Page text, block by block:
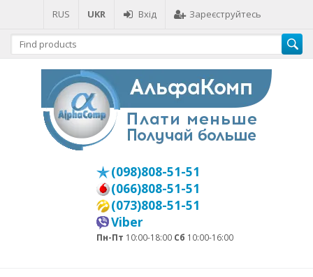
RUS UKR Вхід Зареєструйтесь
(098)808-51-51
(066)808-51-51
(073)808-51-51
Viber
Пн-Пт 10:00-18:00 Сб 10:00-16:00